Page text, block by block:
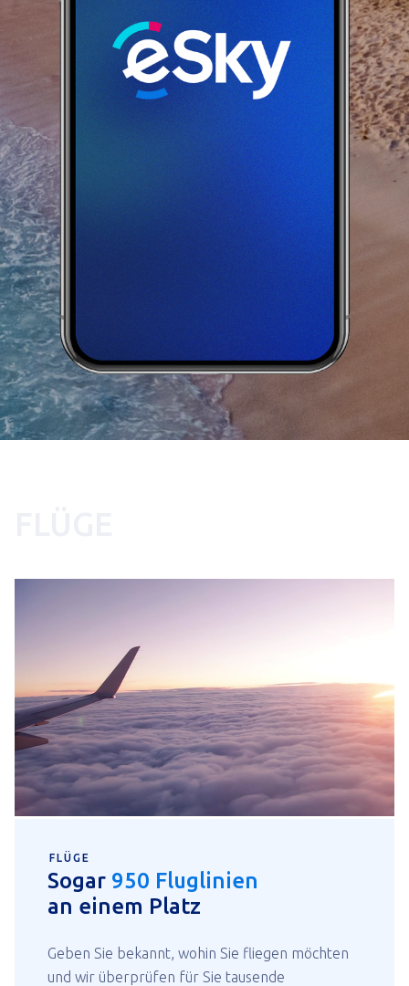
FLÜGE
Sogar 950 Fluglinien
an einem Platz
Geben Sie bekannt, wohin Sie fliegen möchten
und wir überprüfen für Sie tausende